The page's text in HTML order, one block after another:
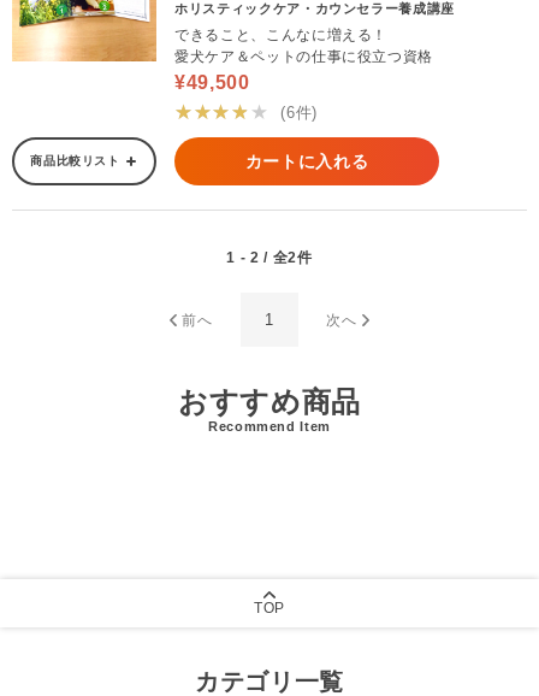
ホリスティックケア・カウンセラー養成講座
できること、こんなに増える！
愛犬ケア＆ペットの仕事に役立つ資格
¥49,500
★★★★★
(6件)
商品比較リスト カートに入れる
1 - 2 / 全2件
前へ 1 次へ
おすすめ商品
Recommend Item
TOP
カテゴリ一覧